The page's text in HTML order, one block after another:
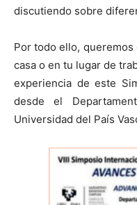
discutiendo sobre
Por todo ello,
casa o en tu lugar de
experiencia de este
desde el
Universidad del País